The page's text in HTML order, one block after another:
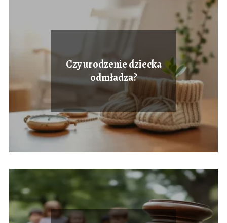
Czy urodzenie dziecka
odmładza?